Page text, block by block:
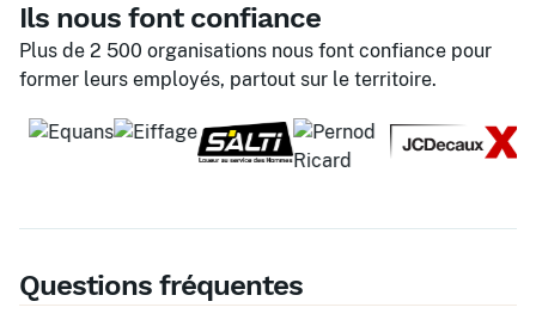
Ils nous font confiance
Plus de 2 500 organisations nous font confiance pour
former leurs employés, partout sur le territoire.
Questions fréquentes